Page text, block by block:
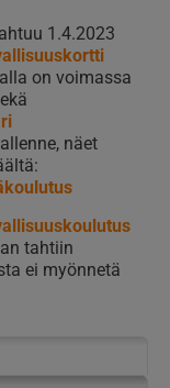
1.4.2023
on voimassa
näet
tahtiin
ei myönnetä